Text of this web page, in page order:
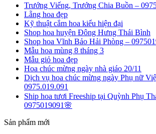
Trướng Viếng, Trướng Chia Buồn –
Lẵng hoa đẹp
Kỹ thuật cắm hoa kiểu hiện đại
Shop hoa huyện Đông Hưng Thái Bình
Shop hoa Vĩnh Bảo Hải Phòng –
Mẫu hoa mùng 8 tháng 3
Mẫu giỏ hoa đẹp
Hoa chúc mừng ngày nhà giáo 20/11
Dịch vụ hoa chúc mừng ngày Phụ nữ
0975.019.091
Ship hoa tươi Freeship tại Quỳnh Phụ
0975019091🌸
Sản phẩm mới